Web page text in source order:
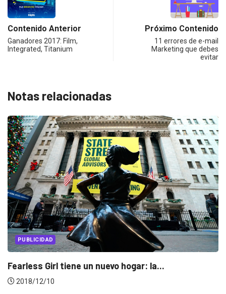
Contenido Anterior
Ganadores 2017: Film,
Integrated, Titanium
Próximo Contenido
11 errores de e-mail
Marketing que debes
evitar
Notas relacionadas
PUBLICIDAD PUBLICIDAD INTERNACIONAL
Anselmo Ramos: GUT será agencia del año...
2018/11/16